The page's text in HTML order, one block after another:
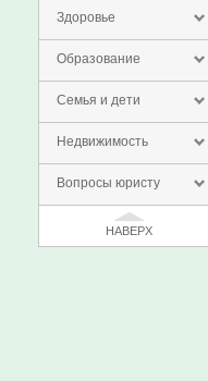
Здоровье
Образование
Семья и дети
Недвижимость
Вопросы юристу
НАВЕРХ